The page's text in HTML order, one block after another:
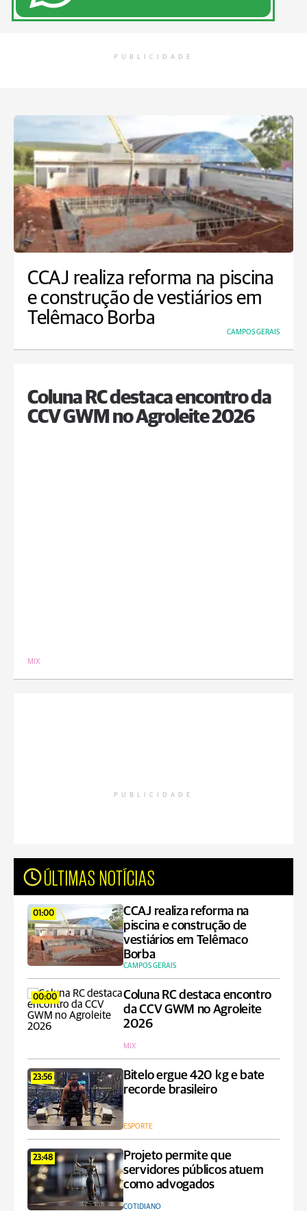
PUBLICIDADE
CCAJ realiza reforma na piscina
e construção de vestiários em
Telêmaco Borba
CAMPOS GERAIS
Coluna RC destaca encontro da
CCV GWM no Agroleite 2026
MIX
PUBLICIDADE
ÚLTIMAS NOTÍCIAS
01:00
CCAJ realiza reforma na
piscina e construção de
vestiários em Telêmaco
Borba
CAMPOS GERAIS
00:00
Coluna RC destaca encontro
da CCV GWM no Agroleite
2026
MIX
23:56
Bitelo ergue 420 kg e bate
recorde brasileiro
ESPORTE
23:48
Projeto permite que
servidores públicos atuem
como advogados
COTIDIANO